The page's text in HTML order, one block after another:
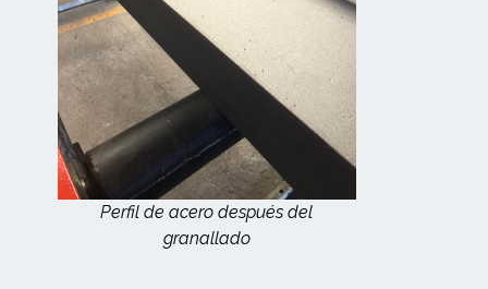
Perfil de acero después del
granallado